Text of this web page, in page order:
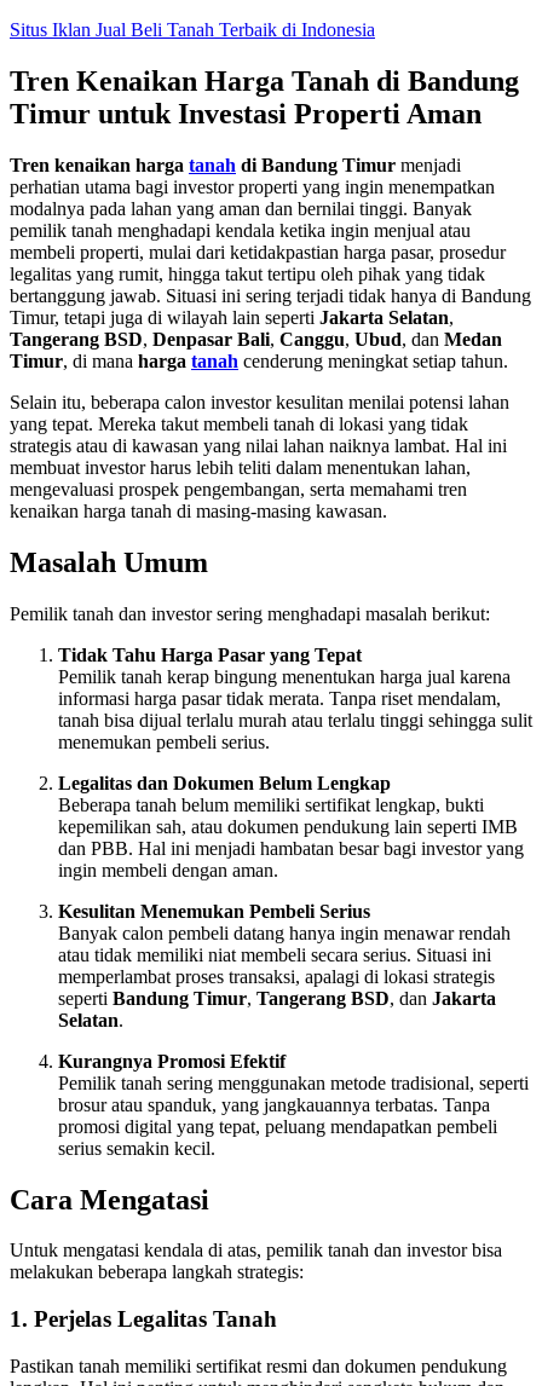
Skip
content
Situs Iklan Jual Beli Tanah Terbaik di Indonesia
Tren Kenaikan Harga Tanah di Bandung
Timur untuk Investasi Properti Aman
Tren kenaikan harga tanah di Bandung Timur menjadi
perhatian utama bagi investor properti yang ingin menempatkan
modalnya pada lahan yang aman dan bernilai tinggi. Banyak
pemilik tanah menghadapi kendala ketika ingin menjual atau
membeli properti, mulai dari ketidakpastian harga pasar, prosedur
legalitas yang rumit, hingga takut tertipu oleh pihak yang tidak
bertanggung jawab. Situasi ini sering terjadi tidak hanya di Bandung
Timur, tetapi juga di wilayah lain seperti Jakarta Selatan,
Tangerang BSD, Denpasar Bali, Canggu, Ubud, dan Medan
Timur, di mana harga tanah cenderung meningkat setiap tahun.
Selain itu, beberapa calon investor kesulitan menilai potensi lahan
yang tepat. Mereka takut membeli tanah di lokasi yang tidak
strategis atau di kawasan yang nilai lahan naiknya lambat. Hal ini
membuat investor harus lebih teliti dalam menentukan lahan,
mengevaluasi prospek pengembangan, serta memahami tren
kenaikan harga tanah di masing-masing kawasan.
Masalah Umum
Pemilik tanah dan investor sering menghadapi masalah berikut:
Tidak Tahu Harga Pasar yang Tepat
Pemilik tanah kerap bingung menentukan harga jual karena
informasi harga pasar tidak merata. Tanpa riset mendalam,
tanah bisa dijual terlalu murah atau terlalu tinggi sehingga sulit
menemukan pembeli serius.
Legalitas dan Dokumen Belum Lengkap
Beberapa tanah belum memiliki sertifikat lengkap, bukti
kepemilikan sah, atau dokumen pendukung lain seperti IMB
dan PBB. Hal ini menjadi hambatan besar bagi investor yang
ingin membeli dengan aman.
Kesulitan Menemukan Pembeli Serius
Banyak calon pembeli datang hanya ingin menawar rendah
atau tidak memiliki niat membeli secara serius. Situasi ini
memperlambat proses transaksi, apalagi di lokasi strategis
seperti Bandung Timur, Tangerang BSD, dan Jakarta
Selatan.
Kurangnya Promosi Efektif
Pemilik tanah sering menggunakan metode tradisional, seperti
brosur atau spanduk, yang jangkauannya terbatas. Tanpa
promosi digital yang tepat, peluang mendapatkan pembeli
serius semakin kecil.
Cara Mengatasi
Untuk mengatasi kendala di atas, pemilik tanah dan investor bisa
melakukan beberapa langkah strategis:
1. Perjelas Legalitas Tanah
Pastikan tanah memiliki sertifikat resmi dan dokumen pendukung